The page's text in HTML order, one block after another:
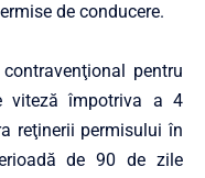
de conducere.
pentru
viteză împotriva a 4
reţinerii permisului în
de 90 de zile